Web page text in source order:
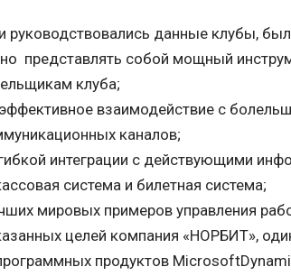
руководствовались данные клубы,
представлять собой мощный
клуба;
взаимодействие с
каналов;
интеграции с действующими
система и билетная система;
мировых примеров управления
целей компания «НОРБИТ»,
продуктов